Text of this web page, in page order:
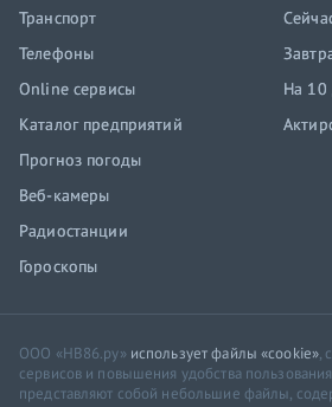
Транспорт
Телефоны
Online сервисы
Каталог предприятий
Прогноз погоды
Веб-камеры
Радиостанции
Гороскопы
На 10
ООО «НВ86.ру» использует файлы «cookie»,
сервисов и повышения удобства
представляют собой небольшие файлы,